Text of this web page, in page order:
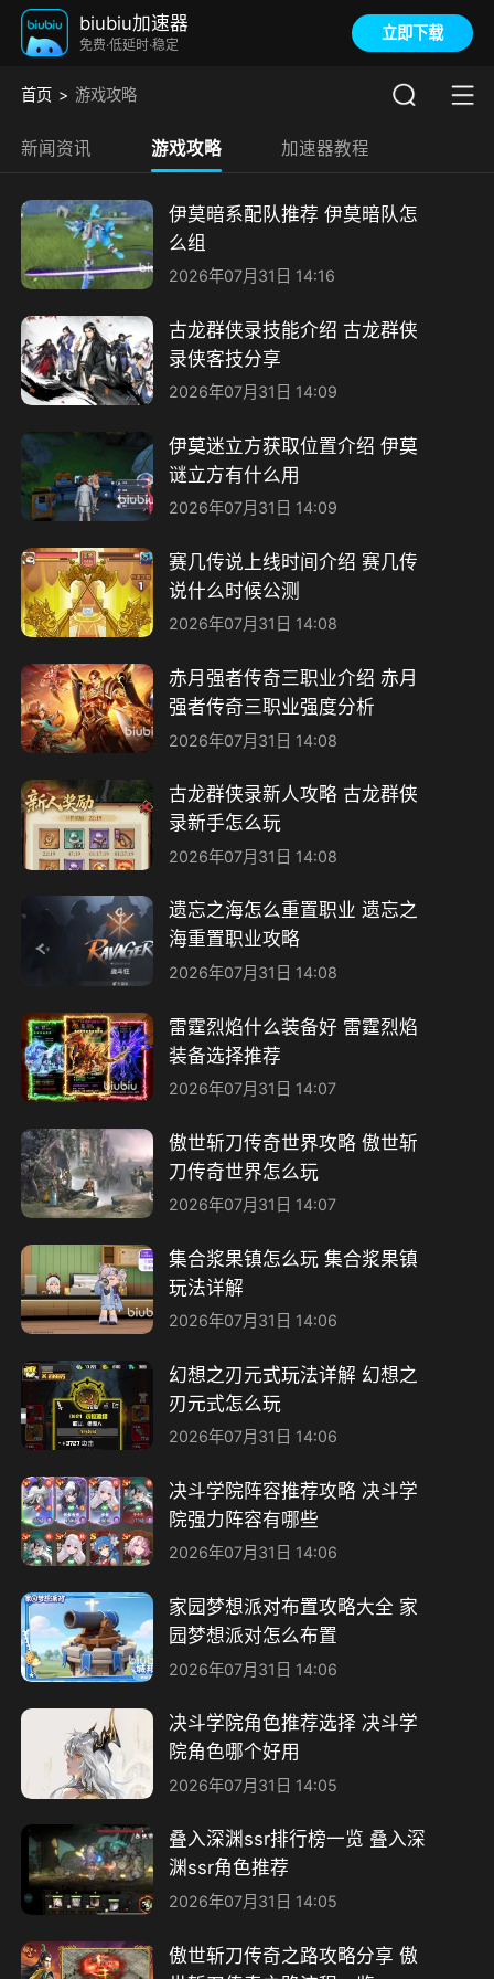
biubiu加速器
免费·低延时·稳定
立即下载
首页 游戏攻略
新闻资讯 游戏攻略 加速器教程
伊莫暗系配队推荐 伊莫暗队怎
么组
2026年07月31日 14:16
古龙群侠录技能介绍 古龙群侠
录侠客技分享
2026年07月31日 14:09
伊莫迷立方获取位置介绍 伊莫
谜立方有什么用
2026年07月31日 14:09
赛几传说上线时间介绍 赛几传
说什么时候公测
2026年07月31日 14:08
赤月强者传奇三职业介绍 赤月
强者传奇三职业强度分析
2026年07月31日 14:08
古龙群侠录新人攻略 古龙群侠
录新手怎么玩
2026年07月31日 14:08
遗忘之海怎么重置职业 遗忘之
海重置职业攻略
2026年07月31日 14:08
雷霆烈焰什么装备好 雷霆烈焰
装备选择推荐
2026年07月31日 14:07
傲世斩刀传奇世界攻略 傲世斩
刀传奇世界怎么玩
2026年07月31日 14:07
集合浆果镇怎么玩 集合浆果镇
玩法详解
2026年07月31日 14:06
幻想之刃元式玩法详解 幻想之
刃元式怎么玩
2026年07月31日 14:06
决斗学院阵容推荐攻略 决斗学
院强力阵容有哪些
2026年07月31日 14:06
家园梦想派对布置攻略大全 家
园梦想派对怎么布置
2026年07月31日 14:06
决斗学院角色推荐选择 决斗学
院角色哪个好用
2026年07月31日 14:05
叠入深渊ssr排行榜一览 叠入深
渊ssr角色推荐
2026年07月31日 14:05
傲世斩刀传奇之路攻略分享 傲